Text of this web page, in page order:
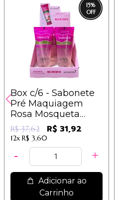
15%
Box c/6 - Sabonete
Pré Maquiagem
Rosa Mosqueta
Ludurana - B00012
R$ 37,62 R$ 31,92
12x R$ 3,60
Adicionar ao
Carrinho